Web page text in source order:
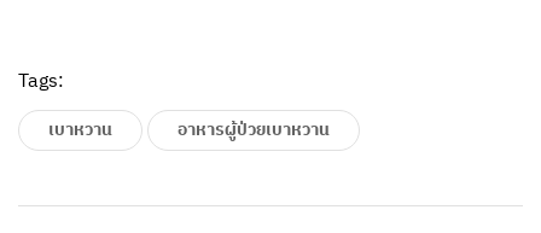
Tags:
เบาหวาน อาหารผู้ป่วยเบาหวาน